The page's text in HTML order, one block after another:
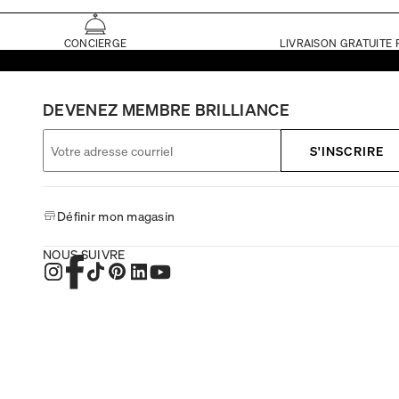
CONCIERGE LIVRAISON GRATUITE
DEVENEZ MEMBRE BRILLIANCE
S'INSCRIRE
Définir mon magasin
NOUS SUIVRE